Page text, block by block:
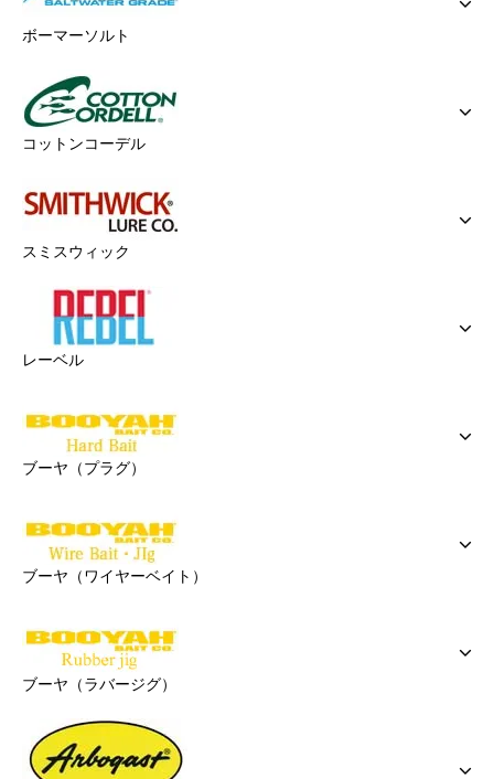
ボーマーソルト
コットンコーデル
スミスウィック
レーベル
ブーヤ（プラグ）
ブーヤ（ワイヤーベイト）
ブーヤ（ラバージグ）